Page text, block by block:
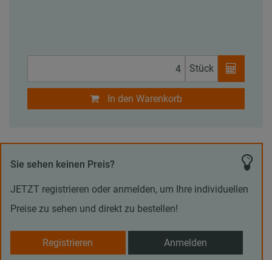
Stück
In den Warenkorb
Sie sehen keinen Preis?
JETZT registrieren oder anmelden, um Ihre individuellen
Preise zu sehen und direkt zu bestellen!
Registrieren Anmelden